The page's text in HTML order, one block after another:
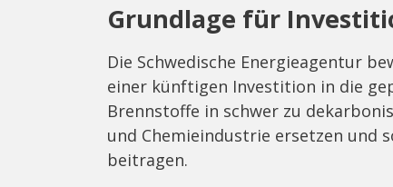
Grundlage für
Die Schwedische Energieagentur
einer künftigen Investition in die
Brennstoffe in schwer zu
und Chemieindustrie ersetzen und
beitragen.